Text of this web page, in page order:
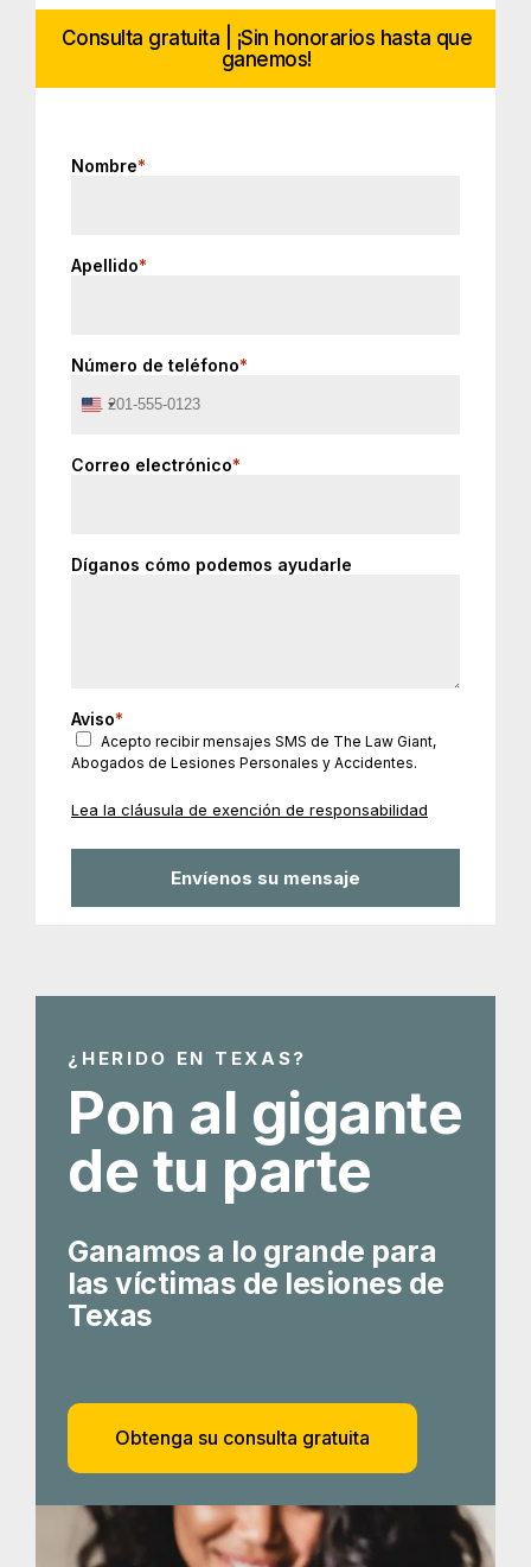
Consulta gratuita | ¡Sin honorarios hasta que
ganemos!
Nombre*
Apellido*
Número de teléfono*
United
Correo electrónico*
Díganos cómo podemos ayudarle
Aviso*
Acepto recibir mensajes SMS de The Law Giant,
Abogados de Lesiones Personales y Accidentes.
Lea la cláusula de exención de responsabilidad
¿HERIDO EN TEXAS?
Pon al gigante
de tu parte
Ganamos a lo grande para
las víctimas de lesiones de
Texas
Obtenga su consulta gratuita